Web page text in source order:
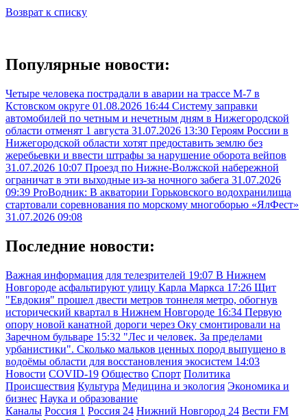
Возврат к списку
Популярные новости:
Четыре человека пострадали в аварии на трассе М-7 в
Кстовском округе 01.08.2026 16:44 Систему заправки
автомобилей по четным и нечетным дням в Нижегородской
области отменят 1 августа 31.07.2026 13:30 Героям России в
Нижегородской области хотят предоставить землю без
жеребьевки и ввести штрафы за нарушение оборота вейпов
31.07.2026 10:07 Проезд по Нижне-Волжской набережной
ограничат в эти выходные из-за ночного забега 31.07.2026
09:39 ProВодник: В акватории Горьковского водохранилища
стартовали соревнования по морскому многоборью «ЯлФест»
31.07.2026 09:08
Последние новости:
Важная информация для телезрителей 19:07 В Нижнем
Новгороде асфальтируют улицу Карла Маркса 17:26 Щит
"Евдокия" прошел двести метров тоннеля метро, обогнув
исторический квартал в Нижнем Новгороде 16:34 Первую
опору новой канатной дороги через Оку смонтировали на
Заречном бульваре 15:32 "Лес и человек. За пределами
урбанистики". Сколько мальков ценных пород выпущено в
водоёмы области для восстановления экосистем 14:03
Новости COVID-19 Общество Спорт Политика
Происшествия Культура Медицина и экология Экономика и
бизнес Наука и образование
Каналы Россия 1 Россия 24 Нижний Новгород 24 Вести FM